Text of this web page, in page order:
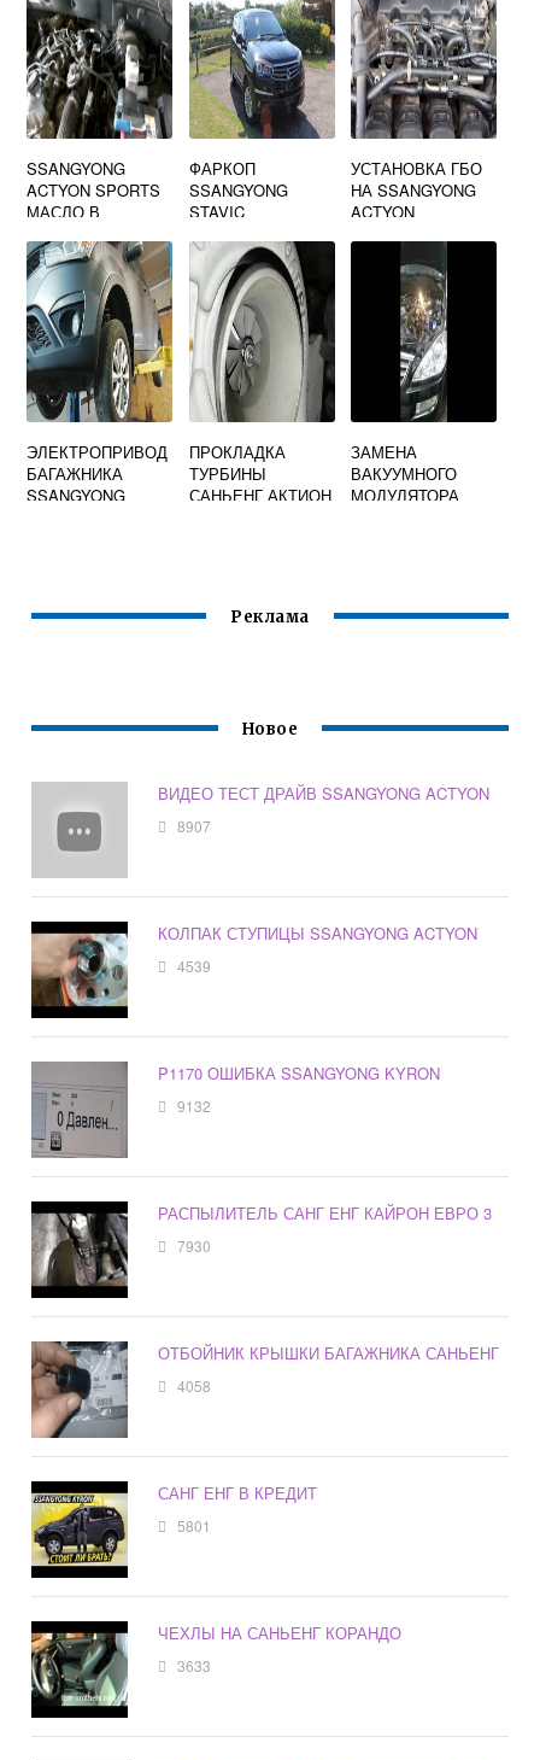
SSANGYONG
ACTYON SPORTS
МАСЛО В
ФАРКОП
SSANGYONG
STAVIC
УСТАНОВКА ГБО
НА SSANGYONG
ACTYON
ЭЛЕКТРОПРИВОД
БАГАЖНИКА
SSANGYONG
ПРОКЛАДКА
ТУРБИНЫ
САНЬЕНГ АКТИОН
ЗАМЕНА
ВАКУУМНОГО
МОДУЛЯТОРА
Реклама
Новое
ВИДЕО ТЕСТ ДРАЙВ SSANGYONG ACTYON
8907
КОЛПАК СТУПИЦЫ SSANGYONG ACTYON
4539
P1170 ОШИБКА SSANGYONG KYRON
9132
РАСПЫЛИТЕЛЬ САНГ ЕНГ КАЙРОН ЕВРО 3
7930
ОТБОЙНИК КРЫШКИ БАГАЖНИКА САНЬЕНГ
4058
САНГ ЕНГ В КРЕДИТ
5801
ЧЕХЛЫ НА САНЬЕНГ КОРАНДО
3633